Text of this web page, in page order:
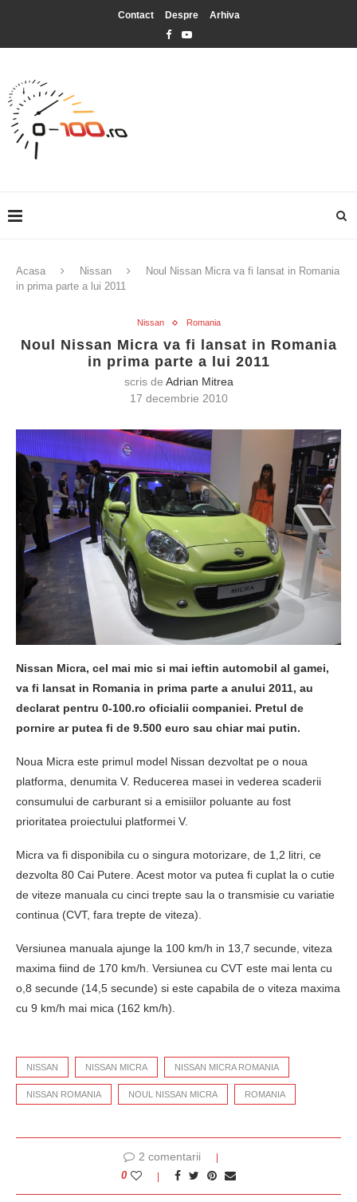
Contact Despre Arhiva
Acasa Nissan
Noul Nissan Micra va fi lansat in Romania
in prima parte a lui 2011
Nissan Romania
Noul Nissan Micra va fi lansat in Romania
in prima parte a lui 2011
scris de Adrian Mitrea
17 decembrie 2010
Nissan Micra, cel mai mic si mai ieftin automobil al gamei,
va fi lansat in Romania in prima parte a anului 2011, au
declarat pentru 0-100.ro oficialii companiei. Pretul de
pornire ar putea fi de 9.500 euro sau chiar mai putin.
Noua Micra este primul model Nissan dezvoltat pe o noua
platforma, denumita V. Reducerea masei in vederea scaderii
consumului de carburant si a emisiilor poluante au fost
prioritatea proiectului platformei V.
Micra va fi disponibila cu o singura motorizare, de 1,2 litri, ce
dezvolta 80 Cai Putere. Acest motor va putea fi cuplat la o cutie
de viteze manuala cu cinci trepte sau la o transmisie cu variatie
continua (CVT, fara trepte de viteza).
Versiunea manuala ajunge la 100 km/h in 13,7 secunde, viteza
maxima fiind de 170 km/h. Versiunea cu CVT este mai lenta cu
o,8 secunde (14,5 secunde) si este capabila de o viteza maxima
cu 9 km/h mai mica (162 km/h).
NISSAN NISSAN MICRA NISSAN MICRA ROMANIA
NISSAN ROMANIA NOUL NISSAN MICRA ROMANIA
2 comentarii
0